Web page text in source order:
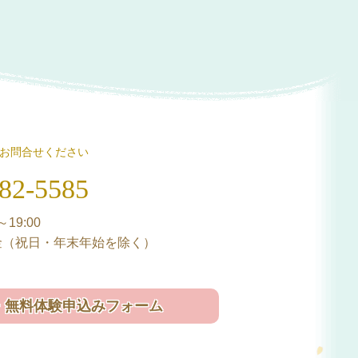
問合せください
5585
19:00
祝日・年末年始を除く）
無料体験申込みフォーム